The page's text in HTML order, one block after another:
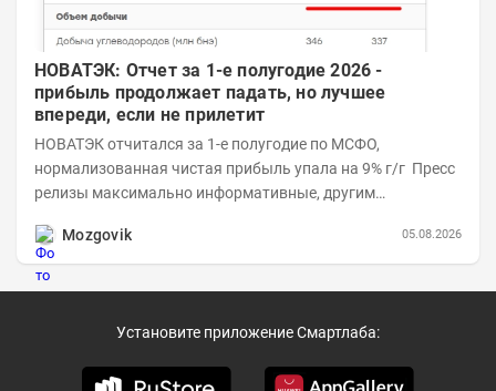
НОВАТЭК: Отчет за 1-е полугодие 2026 -
прибыль продолжает падать, но лучшее
впереди, если не прилетит
НОВАТЭК отчитался за 1-е полугодие по МСФО,
нормализованная чистая прибыль упала на 9% г/г Пресс
релизы максимально информативные, другим
Mozgovik
05.08.2026
Установите приложение Смартлаба: